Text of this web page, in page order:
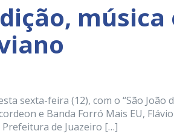
música
sexta-feira (12), com o “São João
e Banda Forró Mais EU, Flávio
Prefeitura de Juazeiro […]